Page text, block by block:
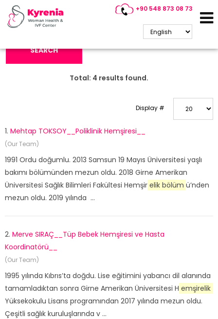
+90 548 873 08 73
Search Keyword:
SEARCH
Total: 4 results found.
Display #
1. Mehtap TOKSOY__Poliklinik Hemşiresi__
(Our Team)
1991 Ordu doğumlu. 2013 Samsun 19 Mayıs Üniversitesi yaşlı
bakımı bölümünden mezun oldu. 2018 Girne Amerikan
Üniversitesi Sağlık Bilimleri Fakültesi Hemşir elik bölüm ü’nden
mezun oldu. 2019 yılında ...
2. Merve SIRAÇ__Tüp Bebek Hemşiresi ve Hasta
Koordinatörü__
(Our Team)
1995 yılında Kıbrıs’ta doğdu. Lise eğitimini yabancı dil alanında
tamamladıktan sonra Girne Amerikan Üniversitesi H emşirelik
Yüksekokulu Lisans programından 2017 yılında mezun oldu.
Çeşitli sağlık kuruluşlarında v ...